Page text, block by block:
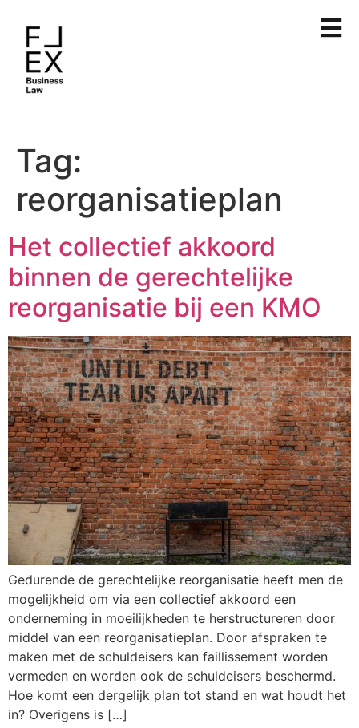
Tag:
reorganisatieplan
Het collectief akkoord
binnen de gerechtelijke
reorganisatie bij een KMO
Gedurende de gerechtelijke reorganisatie heeft men de
mogelijkheid om via een collectief akkoord een
onderneming in moeilijkheden te herstructureren door
middel van een reorganisatieplan. Door afspraken te
maken met de schuldeisers kan faillissement worden
vermeden en worden ook de schuldeisers beschermd.
Hoe komt een dergelijk plan tot stand en wat houdt het
in? Overigens is […]